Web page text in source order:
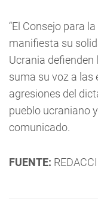
“El Consejo para
manifiesta su
Ucrania defienden
suma su voz a las
agresiones del
pueblo ucraniano
comunicado.
FUENTE: